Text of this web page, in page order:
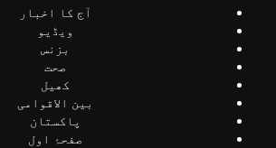
آج کا اخبار
ویڈیو
بزنس
صحت
کھیل
بین الاقوامی
پاکستان
صفحۂ اول